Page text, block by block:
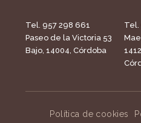
Tel. 957 298 661
Paseo de la Victoria 53
Bajo, 14004, Córdoba
Tel.
Política de cookies